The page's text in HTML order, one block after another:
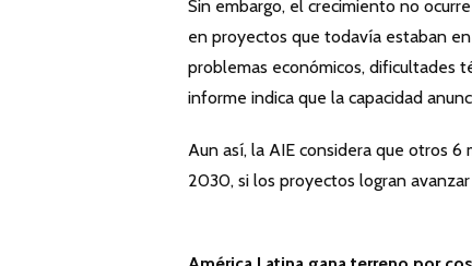
Sin embargo, el crecimiento no
en proyectos que todavía estaban
problemas económicos, dificultades
informe indica que la capacidad
Aun así, la AIE considera que otros
2030, si los proyectos logran